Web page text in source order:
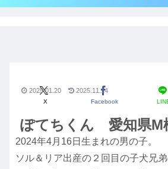
ぽてちくん 愛知県M
X Facebook
2025.01.20 2025.11.14
2024年4月16日生まれの男の子。
ソル＆リア出産の２回目の子犬兄